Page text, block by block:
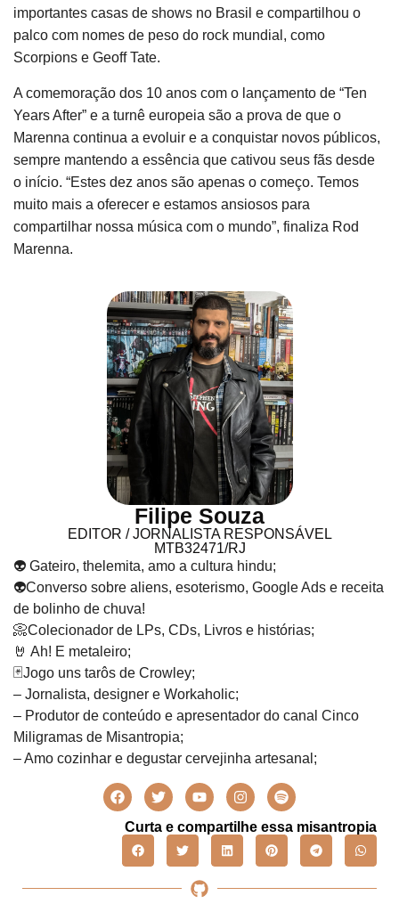
importantes casas de shows no Brasil e compartilhou o
palco com nomes de peso do rock mundial, como
Scorpions e Geoff Tate.
A comemoração dos 10 anos com o lançamento de “Ten
Years After” e a turnê europeia são a prova de que o
Marenna continua a evoluir e a conquistar novos públicos,
sempre mantendo a essência que cativou seus fãs desde
o início. “Estes dez anos são apenas o começo. Temos
muito mais a oferecer e estamos ansiosos para
compartilhar nossa música com o mundo”, finaliza Rod
Marenna.
Filipe Souza
EDITOR / JORNALISTA RESPONSÁVEL
MTB32471/RJ
👽 Gateiro, thelemita, amo a cultura hindu;
👽Converso sobre aliens, esoterismo, Google Ads e receita
de bolinho de chuva!
📀Colecionador de LPs, CDs, Livros e histórias;
🤘 Ah! E metaleiro;
🃏Jogo uns tarôs de Crowley;
– Jornalista, designer e Workaholic;
– Produtor de conteúdo e apresentador do canal Cinco
Miligramas de Misantropia;
– Amo cozinhar e degustar cervejinha artesanal;
Curta e compartilhe essa misantropia